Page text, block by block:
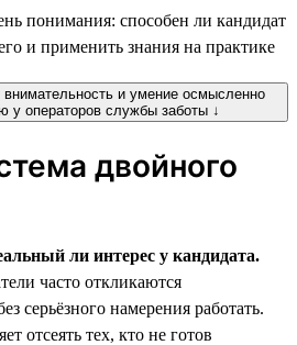
понимания: способен ли кандидат
и применить знания на практике
внимательность и умение осмысленно
у операторов службы заботы ↓
двойного
ли интерес у кандидата.
часто откликаются
серьёзного намерения работать.
отсеять тех, кто не готов